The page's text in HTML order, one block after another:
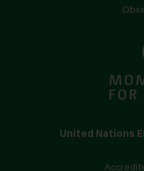
United Nations